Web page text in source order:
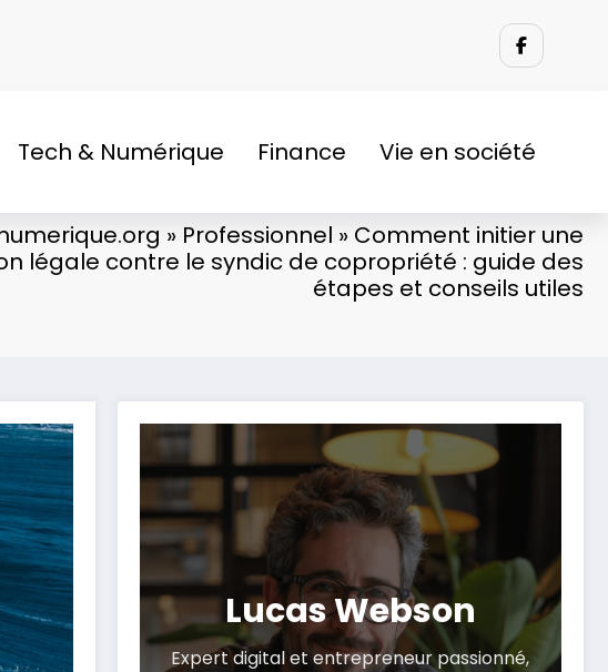
Tech & Numérique Finance Vie en société
» Professionnel » Comment initier une
légale contre le syndic de copropriété : guide des
étapes et conseils utiles
Lucas Webson
Expert digital et entrepreneur passionné,